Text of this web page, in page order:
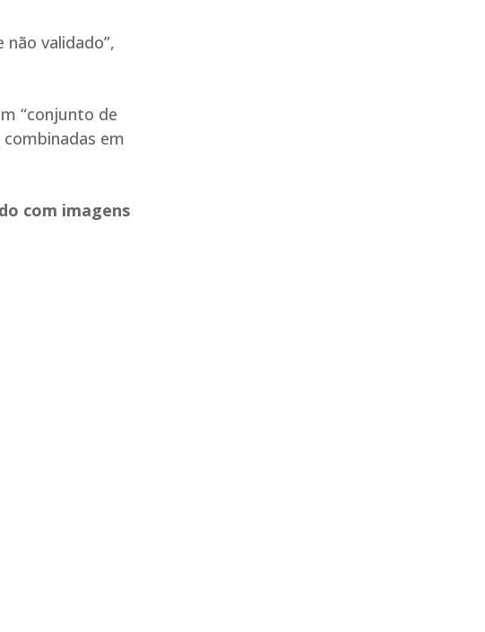
validado”,
“conjunto de
em
com imagens